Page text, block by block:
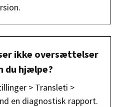
ikke oversættelser
du hjælpe?
> Transleti >
en diagnostisk rapport.